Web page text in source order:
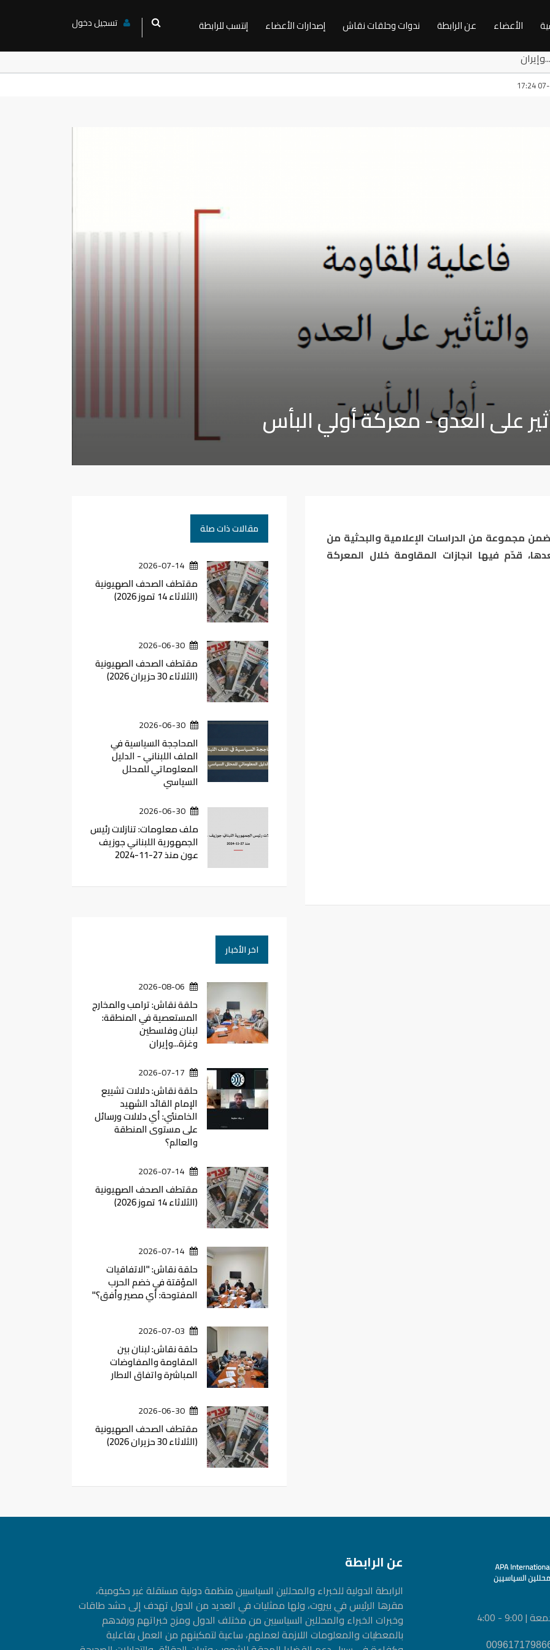
الأعضاء عن الرابطة ندوات وحلقات نقاش إصدارات الأعضاء إنتسب للرابطة تسجيل دخول
على العدو - معركة أولي البأس
مجموعة من الدراسات الإعلامية والبحثية من
قدّم فيها انجازات المقاومة خلال المعركة
مقالات ذات صلة
2026-07-14
مقتطف الصحف الصهيونية
(الثلاثاء 14 تموز 2026)
2026-06-30
مقتطف الصحف الصهيونية
(الثلاثاء 30 حزيران 2026)
2026-06-30
المحاججة السياسية في
الملف اللبناني - الدليل
المعلوماتي للمحلل
السياسي
2026-06-30
ملف معلومات: تنازلات رئيس
الجمهورية اللبناني جوزيف
عون منذ 27-11-2024
اخر الأخبار
2026-08-06
حلقة نقاش: ترامب والمخارج
المستعصية في المنطقة:
لبنان وفلسطين
وغزة...وإيران
2026-07-17
حلقة نقاش: دلالات تشييع
الإمام القائد الشهيد
الخامنئي: أي دلالات ورسائل
على مستوى المنطقة
والعالم؟
2026-07-14
مقتطف الصحف الصهيونية
(الثلاثاء 14 تموز 2026)
2026-07-14
حلقة نقاش: "الاتفاقيات
المؤقتة في خضم الحرب
المفتوحة: أي مصير وأفق؟"
2026-07-03
حلقة نقاش: لبنان بين
المقاومة والمفاوضات
المباشرة واتفاق الاطار
2026-06-30
مقتطف الصحف الصهيونية
(الثلاثاء 30 حزيران 2026)
- 4:00
عن الرابطة
الرابطة الدولیة للخبراء والمحللین السیاسیین منظمة دولیة مستقلة غیر حكومیة،
مقرها الرئيس في بيروت، ولها ممثليات في العديد من الدول تهدف إلى حشد طاقات
وخبرات الخبراء والمحللين السياسيين من مختلف الدول ومزج خبراتهم ورفدهم
بالمعطيات والمعلومات اللازمة لعملهم، ساعية لتمكينهم من العمل بفاعلية